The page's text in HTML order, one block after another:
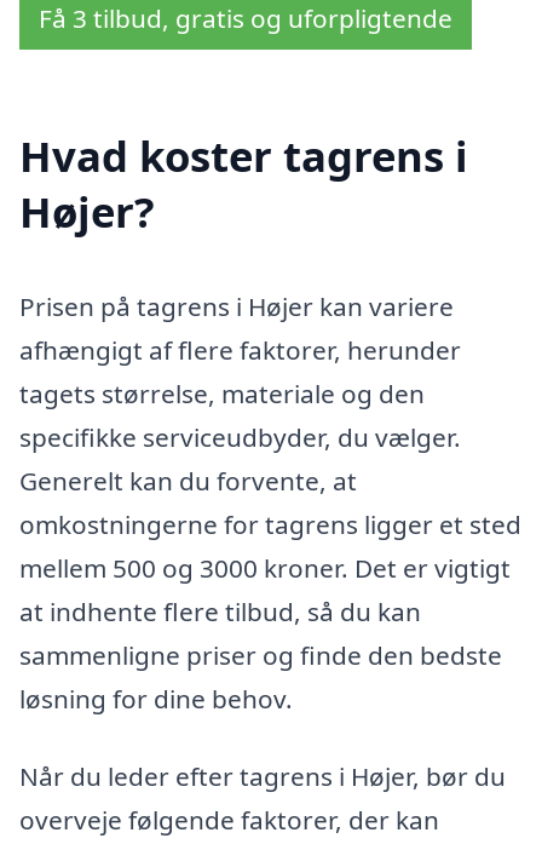
Få 3 tilbud, gratis og uforpligtende
Hvad koster tagrens i
Højer?
Prisen på tagrens i Højer kan variere
afhængigt af flere faktorer, herunder
tagets størrelse, materiale og den
specifikke serviceudbyder, du vælger.
Generelt kan du forvente, at
omkostningerne for tagrens ligger et sted
mellem 500 og 3000 kroner. Det er vigtigt
at indhente flere tilbud, så du kan
sammenligne priser og finde den bedste
løsning for dine behov.
Når du leder efter tagrens i Højer, bør du
overveje følgende faktorer, der kan